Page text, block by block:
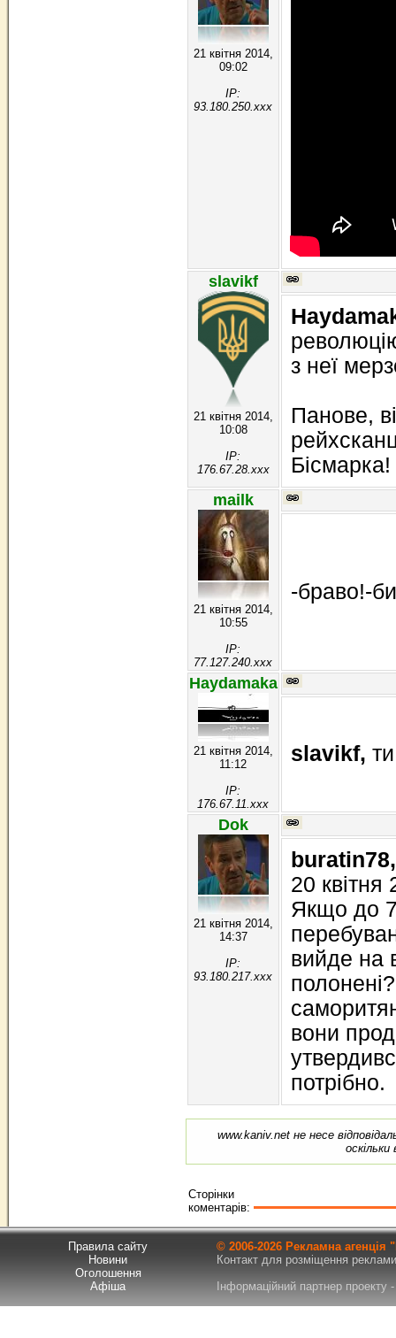
21 квітня 2014,
09:02
IP:
93.180.250.xxx
slavikf
21 квітня 2014,
10:08
IP:
176.67.28.xxx
з неї
Панове,
Бісмарка!
mailk
21 квітня 2014,
10:55
IP:
77.127.240.xxx
-браво!-
Haydamaka
21 квітня 2014,
11:12
IP:
176.67.11.xxx
slavikf,
Dok
21 квітня 2014,
14:37
IP:
93.180.217.xxx
buratin78,
20
Якщо до 7
вийде на
вони
потрібно.
www.kaniv.net не несе
Сторінки
коментарів:
Правила сайту
Новини
Оголошення
Афіша
© 2006-2026 Рекламна
Контакт для розміщення
Інформаційний партнер проекту